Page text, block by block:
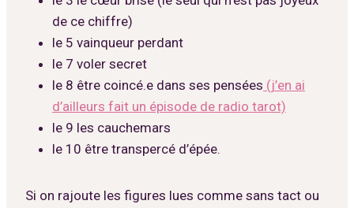
de ce chiffre)
le 5 vainqueur perdant
le 7 voler secret
le 8 être coincé.e dans ses pensées (j’en ai
d’ailleurs fait un épisode de radio tarot)
le 9 les cauchemars
le 10 être transpercé d’épée.
Si on rajoute les figures lues comme sans tact ou